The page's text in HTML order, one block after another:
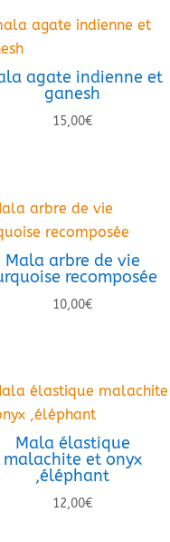
agate indienne et
ganesh
15,00€
Mala arbre de vie
recomposée
10,00€
Mala élastique
malachite et onyx
,éléphant
12,00€